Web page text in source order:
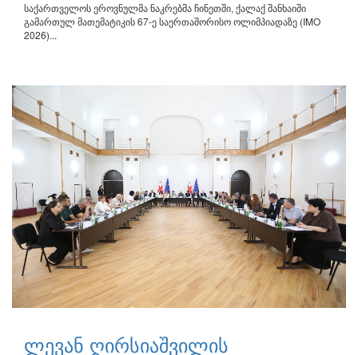
საქართველოს ეროვნულმა ნაკრებმა ჩინეთში, ქალაქ შანხაიში
გამართულ მათემატიკის 67-ე საერთაშორისო ოლიმპიადაზე (IMO
2026)...
ლევან ღირსიაშვილის